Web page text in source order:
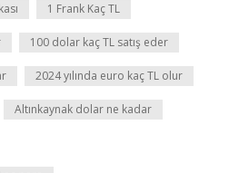
1 Frank Kaç TL
100 dolar kaç TL satış eder
2024 yılında euro kaç TL olur
Altınkaynak dolar ne kadar